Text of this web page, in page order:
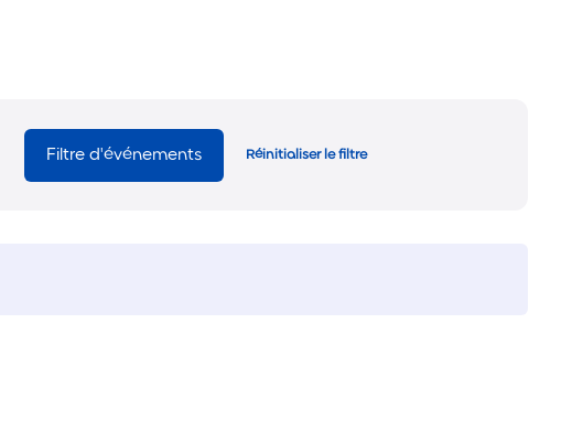
Filtre d'événements Réinitialiser le filtre